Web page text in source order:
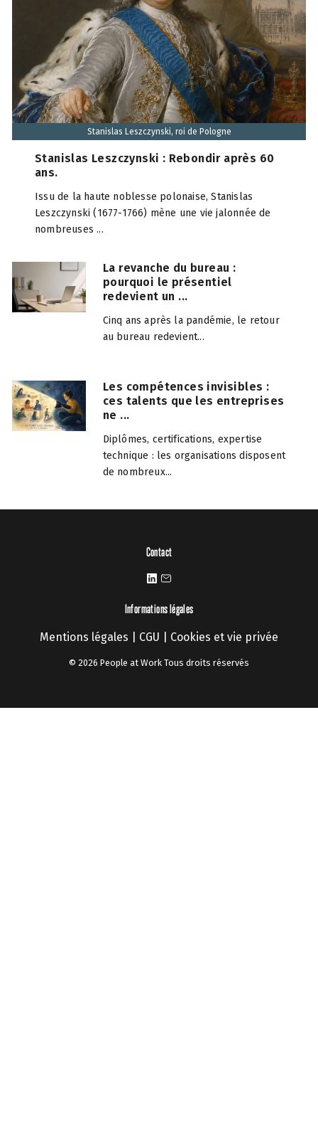
Stanislas Leszczynski, roi de Pologne
Stanislas Leszczynski : Rebondir après 60
ans.
Issu de la haute noblesse polonaise, Stanislas
Leszczynski (1677-1766) mène une vie jalonnée de
nombreuses ...
La revanche du bureau :
pourquoi le présentiel
redevient un ...
Cinq ans après la pandémie, le retour
au bureau redevient...
Les compétences invisibles :
ces talents que les entreprises
ne ...
Diplômes, certifications, expertise
technique : les organisations disposent
de nombreux...
Contact
Informations légales
Mentions légales CGU Cookies et vie privée
© 2026 People at Work Tous droits réservés